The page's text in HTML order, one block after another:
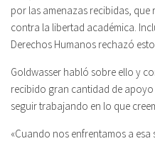
por las amenazas recibidas,
contra la libertad académica.
Derechos Humanos rechazó
Goldwasser habló sobre ello y
recibido gran cantidad de
seguir trabajando en lo que
«Cuando nos enfrentamos a